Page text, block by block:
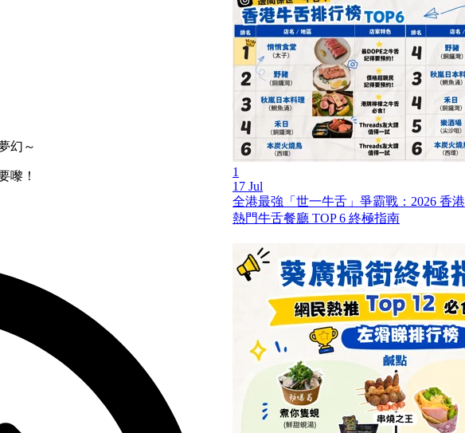
幻～
嚟！
1
17 Jul
全港最強「世一牛舌」爭霸戰：2026 香港
熱門牛舌餐廳 TOP 6 終極指南